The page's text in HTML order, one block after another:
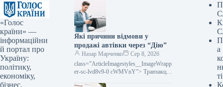
«Голос
країни» —
інформаційни
й портал про
Україну:
політику,
економіку,
бізнес,
Які причини відмови у
продажі автівки через “Дію”
Назар Марченко
Сер 8, 2026
class=”ArticleImagestyles__ImageWrapp
er-sc-lvd8v9-0 cWMVnY”> Транзакції
а
ті